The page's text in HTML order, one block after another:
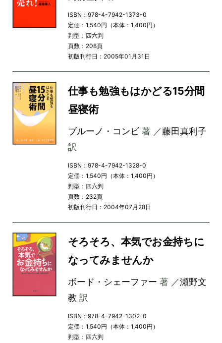
ISBN：978-4-7942-1373-0
定価：1,540円（本体：1,400円）
判型：四六判
頁数：208頁
初版刊行日：2005年01月31日
仕事も勉強もはかどる15分間
昼寝術
ブルーノ・コンビ著 ／藤田真利子
訳
ISBN：978-4-7942-1328-0
定価：1,540円（本体：1,400円）
判型：四六判
頁数：232頁
初版刊行日：2004年07月28日
そろそろ、本気でお金持ちに
なってみませんか
ボード・シェーファー 著 ／瀬野文
教 訳
ISBN：978-4-7942-1302-0
定価：1,540円（本体：1,400円）
判型：四六判